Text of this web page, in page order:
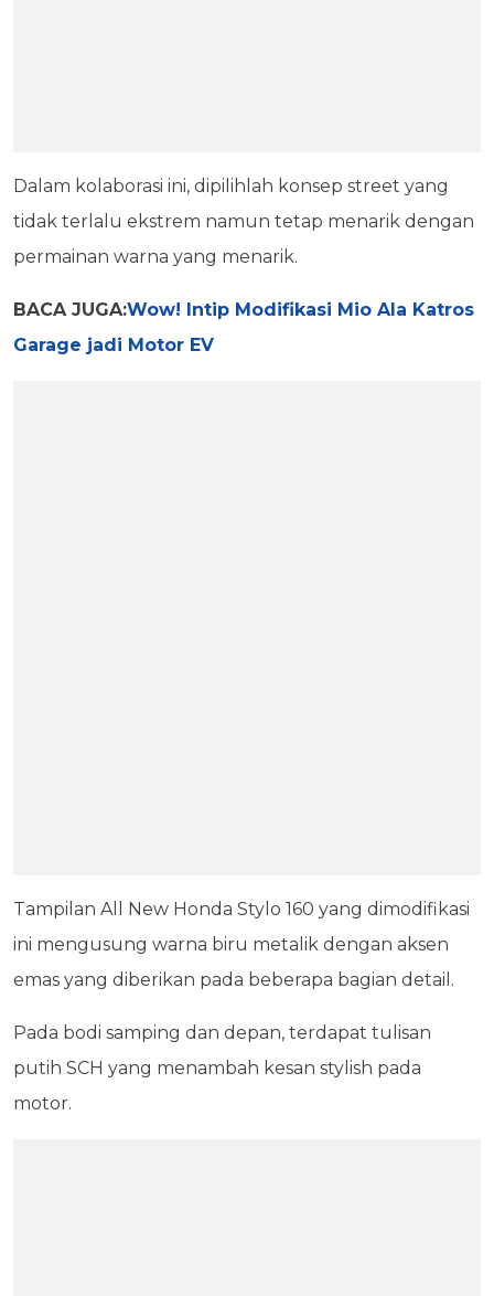
Dalam kolaborasi ini, dipilihlah konsep street yang
tidak terlalu ekstrem namun tetap menarik dengan
permainan warna yang menarik.
BACA JUGA:Wow! Intip Modifikasi Mio Ala Katros
Garage jadi Motor EV
Tampilan All New Honda Stylo 160 yang dimodifikasi
ini mengusung warna biru metalik dengan aksen
emas yang diberikan pada beberapa bagian detail.
Pada bodi samping dan depan, terdapat tulisan
putih SCH yang menambah kesan stylish pada
motor.